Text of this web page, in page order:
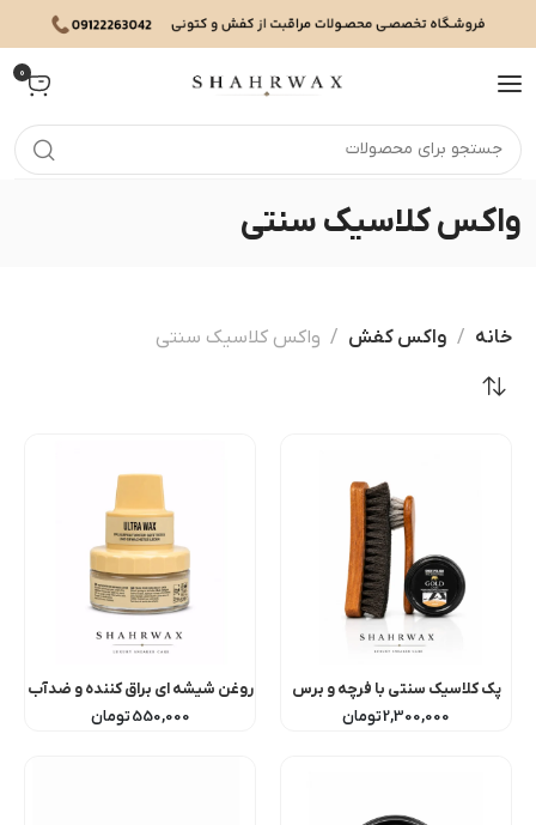
0
واکس کلاسیک سنتی
خانه واکس کفش واکس کلاسیک سنتی
پک کلاسیک سنتی با فرچه و برس
دم اسبی
2,300,000تومان
روغن شیشه ای براق کننده و ضدآب
بلینک آلمان Blink
550,000تومان